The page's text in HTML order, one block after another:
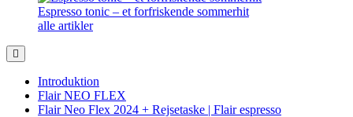
Espresso tonic – et forfriskende sommerhit
alle artikler
Introduktion
Flair NEO FLEX
Flair Neo Flex 2024 + Rejsetaske | Flair espresso